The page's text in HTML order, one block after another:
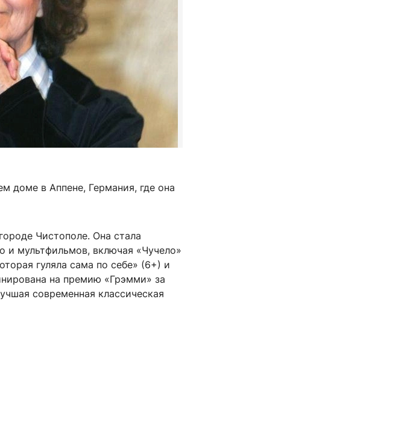
доме в Аппене, Германия, где она
Чистополе. Она стала
и мультфильмов, включая «Чучело»
гуляла сама по себе» (6+) и
на премию «Грэмми» за
современная классическая